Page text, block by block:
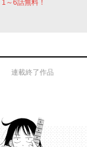
1～6話無料！
連載終了作品